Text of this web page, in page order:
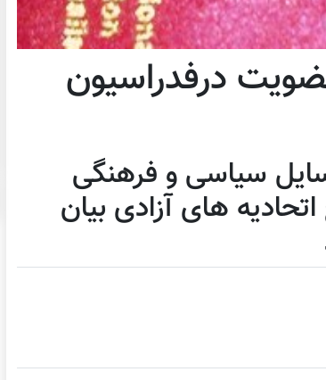
درفدراسیون
سیاسی و فرهنگی
های آزادی بیان